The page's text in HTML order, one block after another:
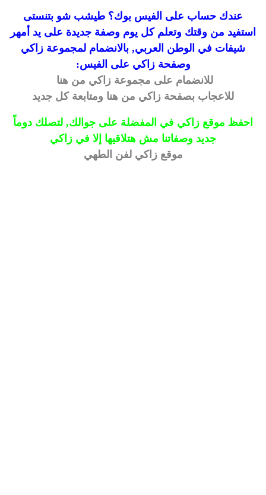
عندك حساب على الفيس بوك؟ طيشب شو بتنستى
استفيد من وقتك وتعلم كل يوم وصفة جديدة على يد أمهر
شيفات في الوطن العربي, بالانضمام لمجموعة زاكي
وصفحة زاكي على الفيس:
للانضمام على مجموعة زاكي من هنا
للاعجاب بصفحة زاكي من هنا ومتابعة كل جديد
احفظ موقع زاكي في المفضلة على جوالك, لتصلك دوماً
جديد وصفاتنا مش هتلاقيها إلا في زاكي
موقع زاكي لفن الطهي